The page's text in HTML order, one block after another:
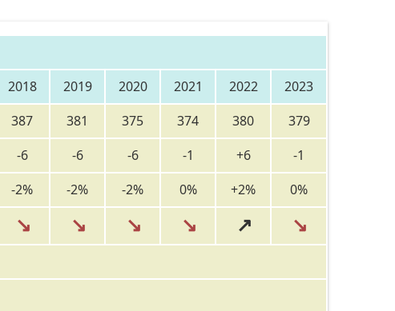
2018 2019 2020 2021 2022
2023
387 381 375 374 380
379
-6 -6 -6 -1 +6
-1
-2% -2% -2% 0% +2% 0%
↘ ↘ ↘ ↘ ↗ ↘